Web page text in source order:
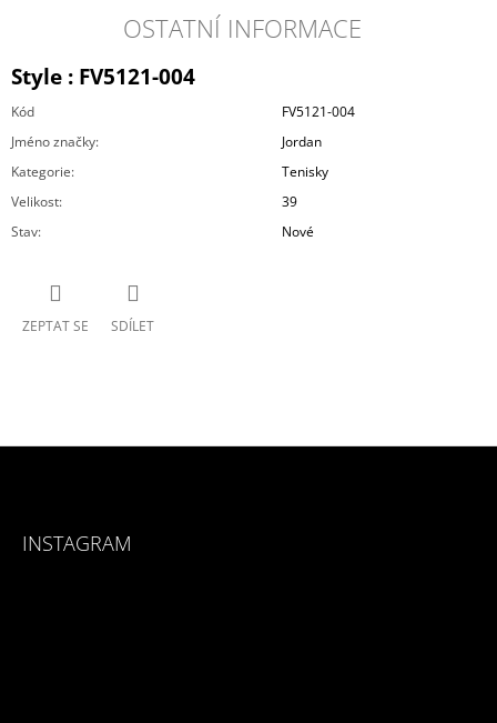
OSTATNÍ INFORMACE
Style : FV5121-004
Kód
FV5121-004
Jméno značky:
Jordan
Kategorie:
Tenisky
Velikost:
39
Stav: Nové
ZEPTAT SE SDÍLET
INSTAGRAM